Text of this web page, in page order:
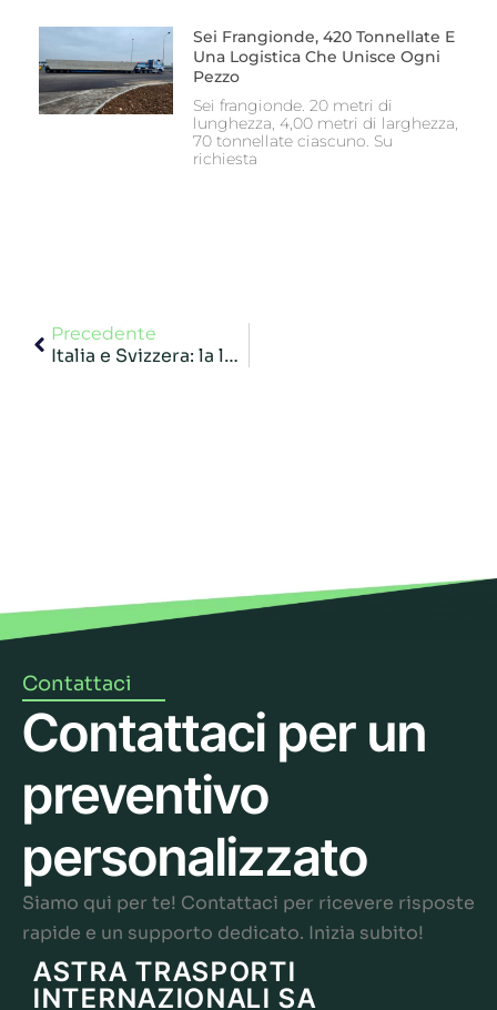
Sei Frangionde, 420 Tonnellate E
Una Logistica Che Unisce Ogni
Pezzo
Sei frangionde. 20 metri di
lunghezza, 4,00 metri di larghezza,
70 tonnellate ciascuno. Su
richiesta
Precedente
Italia e Svizzera: la logistica passa dalla competenza doganale
Contattaci
Contattaci per un
preventivo
personalizzato
Siamo qui per te! Contattaci per ricevere risposte
rapide e un supporto dedicato. Inizia subito!
ASTRA TRASPORTI
INTERNAZIONALI SA